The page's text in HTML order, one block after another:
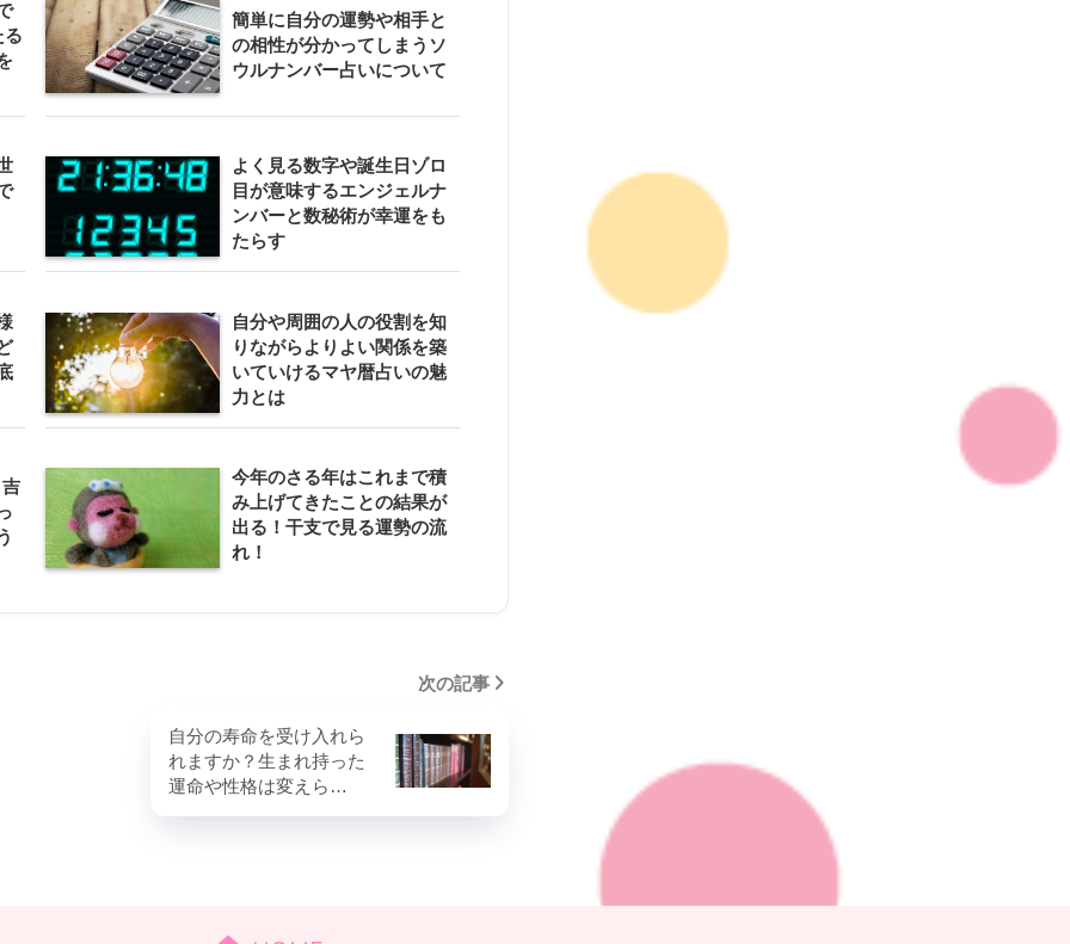
る
簡単に自分の運勢や相手と
の相性が分かってしまうソ
ウルナンバー占いについて
よく見る数字や誕生日ゾロ
目が意味するエンジェルナ
ンバーと数秘術が幸運をも
たらす
自分や周囲の人の役割を知
りながらよりよい関係を築
いていけるマヤ暦占いの魅
力とは
今年のさる年はこれまで積
み上げてきたことの結果が
出る！干支で見る運勢の流
れ！
次の記事
自分の寿命を受け入れら
れますか？生まれ持った
運命や性格は変えら…